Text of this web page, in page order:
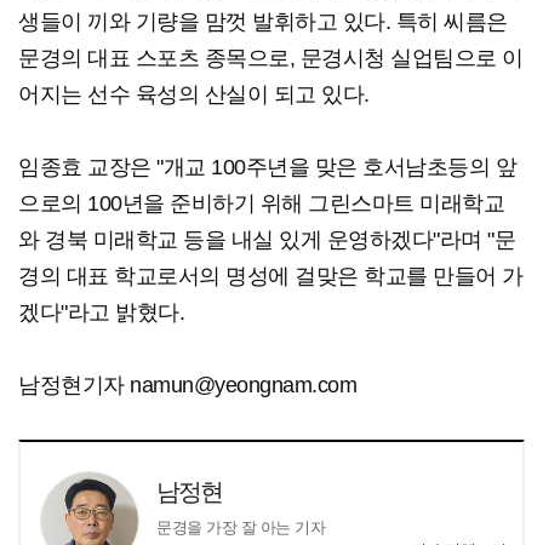
생들이 끼와 기량을 맘껏 발휘하고 있다. 특히 씨름은
문경의 대표 스포츠 종목으로, 문경시청 실업팀으로 이
어지는 선수 육성의 산실이 되고 있다.
임종효 교장은 "개교 100주년을 맞은 호서남초등의 앞
으로의 100년을 준비하기 위해 그린스마트 미래학교
와 경북 미래학교 등을 내실 있게 운영하겠다"라며 "문
경의 대표 학교로서의 명성에 걸맞은 학교를 만들어 가
겠다"라고 밝혔다.
남정현기자 namun@yeongnam.com
남정현
문경을 가장 잘 아는 기자